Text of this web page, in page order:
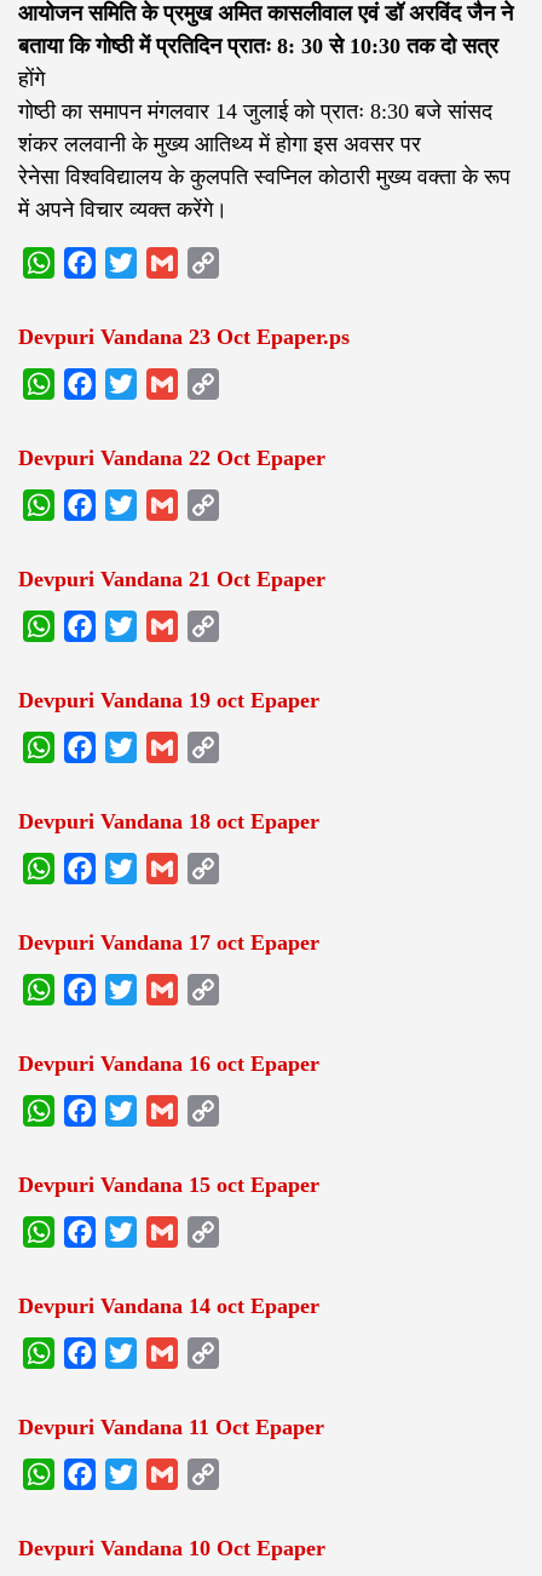
आयोजन समिति के प्रमुख अमित कासलीवाल एवं डॉ अरविंद जैन ने
बताया कि गोष्ठी में प्रतिदिन प्रातः 8: 30 से 10:30 तक दो सत्र
होंगे
गोष्ठी का समापन मंगलवार 14 जुलाई को प्रातः 8:30 बजे सांसद
शंकर ललवानी के मुख्य आतिथ्य में होगा इस अवसर पर
रेनेसा विश्वविद्यालय के कुलपति स्वप्निल कोठारी मुख्य वक्ता के रूप
में अपने विचार व्यक्त करेंगे।
WhatsAppFacebook
Twitter Gmail
Devpuri Vandana 23 Oct Epaper.ps
WhatsAppFacebook
Twitter Gmail
Devpuri Vandana 22 Oct Epaper
WhatsAppFacebook
Twitter Gmail
Devpuri Vandana 21 Oct Epaper
WhatsAppFacebook
Twitter Gmail
Devpuri Vandana 19 oct Epaper
WhatsAppFacebook
Twitter Gmail
Devpuri Vandana 18 oct Epaper
WhatsAppFacebook
Twitter Gmail
Devpuri Vandana 17 oct Epaper
WhatsAppFacebook
Twitter Gmail
Devpuri Vandana 16 oct Epaper
WhatsAppFacebook
Twitter Gmail
Devpuri Vandana 15 oct Epaper
WhatsAppFacebook
Twitter Gmail
Devpuri Vandana 14 oct Epaper
WhatsAppFacebook
Twitter Gmail
Devpuri Vandana 11 Oct Epaper
WhatsAppFacebook
Twitter Gmail
Devpuri Vandana 10 Oct Epaper